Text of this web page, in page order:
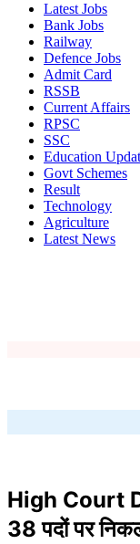
Latest Jobs
Bank Jobs
Railway
Defence Jobs
Admit Card
RSSB
Current Affairs
RPSC
SSC
Education
Govt Schemes
Result
Technology
Agriculture
Latest News
High Court
38 पदों पर